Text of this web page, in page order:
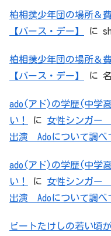
柏相撲少年団の場所＆
【バース・デー】
に
柏相撲少年団の場所＆
【バース・デー】
に
ado(アド)の学歴(中学
い！
に 女性シンガー
出演 Adoについて調
ado(アド)の学歴(中学
い！
に 女性シンガー
出演 Adoについて調べ
ビートたけしの若い頃